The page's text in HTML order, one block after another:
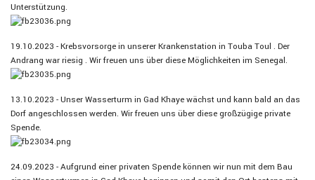
Unterstützung.
19.10.2023 - Krebsvorsorge in unserer Krankenstation in Touba Toul . Der
Andrang war riesig . Wir freuen uns über diese Möglichkeiten im Senegal.
13.10.2023 - Unser Wasserturm in Gad Khaye wächst und kann bald an das
Dorf angeschlossen werden. Wir freuen uns über diese großzügige private
Spende.
24.09.2023 - Aufgrund einer privaten Spende können wir nun mit dem Bau